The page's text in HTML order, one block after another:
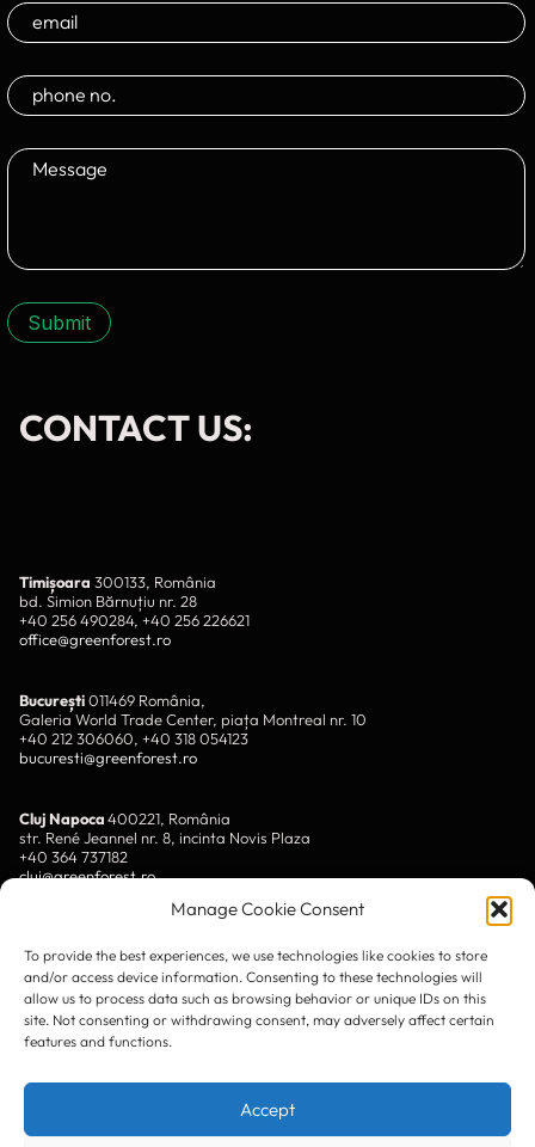
Manage Cookie Consent
To provide the best experiences, we use technologies like cookies to store
and/or access device information. Consenting to these technologies will
allow us to process data such as browsing behavior or unique IDs on this
site. Not consenting or withdrawing consent, may adversely affect certain
features and functions.
Accept
Submit
CONTACT US:
Timișoara 300133, România
bd. Simion Bărnuțiu nr. 28
+40 256 490284, +40 256 226621
office@greenforest.ro
București011469 România,
Galeria World Trade Center, piața Montreal nr. 10
+40 212 306060, +40 318 054123
bucuresti@greenforest.ro
Cluj Napoca400221, România
str. René Jeannel nr. 8, incinta Novis Plaza
+40 364 737182
cluj@greenforest.ro
OUR SOCIAL:
Facebook